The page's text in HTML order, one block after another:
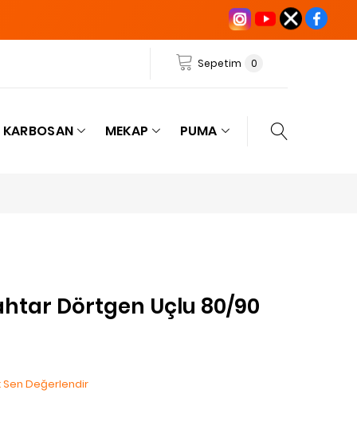
Sepetim 0
KARBOSAN MEKAP PUMA
Dörtgen Uçlu 80/90
Sen Değerlendir